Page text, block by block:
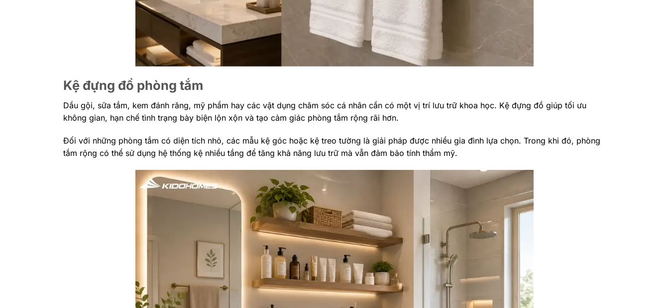
Kệ đựng đồ phòng tắm
Dầu gội, sữa tắm, kem đánh răng, mỹ phẩm hay các vật dụng chăm sóc cá nhân cần có một vị trí lưu trữ khoa học. Kệ đựng đồ giúp tối ưu
không gian, hạn chế tình trạng bày biện lộn xộn và tạo cảm giác phòng tắm rộng rãi hơn.
Đối với những phòng tắm có diện tích nhỏ, các mẫu kệ góc hoặc kệ treo tường là giải pháp được nhiều gia đình lựa chọn. Trong khi đó, phòng
tắm rộng có thể sử dụng hệ thống kệ nhiều tầng để tăng khả năng lưu trữ mà vẫn đảm bảo tính thẩm mỹ.